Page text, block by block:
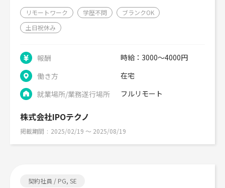
リモートワーク 学歴不問
ブランクOK
土日祝休み
報酬
時給：3000～4000円
働き方
在宅
就業場所/業務遂行場所
フルリモート
株式会社IPOテクノ
掲載期間 2025/02/19 〜 2025/08/19
契約社員 / PG, SE